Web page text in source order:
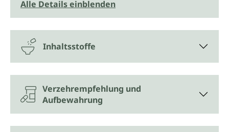
Vitaminen D3, K2 und E sowie den Omega-3-
Fettsäuren zu versorgen.
Wie ein Schutzschild von innen
Das Sonnenvitamin D3 (Cholecalciferol) unterstützt
die Abwehrkräfte und Knochen und Muskeln in ihrer
normalen Funktion, indem es zum Beispiel den
Einbau von Calcium in die Knochen ermöglicht.
Alle Details einblenden
Inhaltsstoffe
Verzehrempfehlung und
Aufbewahrung